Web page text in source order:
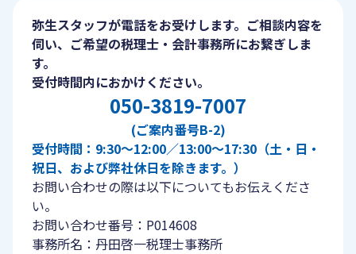
弥生スタッフが電話をお受けします。ご相談内容を
伺い、ご希望の税理士・会計事務所にお繋ぎしま
す。
受付時間内におかけください。
050-3819-7007
(ご案内番号B-2)
受付時間：9:30〜12:00／13:00〜17:30（土・日・
祝日、および弊社休日を除きます。）
お問い合わせの際は以下についてもお伝えくださ
い。
お問い合わせ番号：P014608
事務所名：丹田啓一税理士事務所